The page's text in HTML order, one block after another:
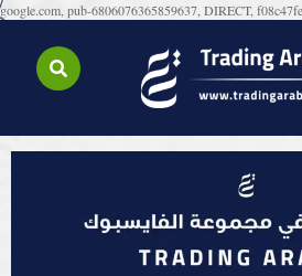
google.com, pub-6806076365859637, DIRECT,